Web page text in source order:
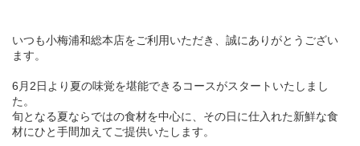
いつも小梅浦和総本店をご利用いただき、誠にありがとうござい
ます。
6月2日より夏の味覚を堪能できるコースがスタートいたしまし
た。
旬となる夏ならではの食材を中心に、その日に仕入れた新鮮な食
材にひと手間加えてご提供いたします。